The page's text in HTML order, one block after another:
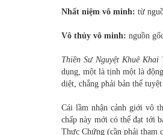
Nhất niệm vô minh: từ
Vô thủy vô minh: nguồn
Thiền Sư Nguyệt Khuê Khai
dụng, một là tịnh một là
diệt, chẳng phải bản thể
Cái lầm nhận cảnh giới vô
chấp này mới có thể đạt tới
Thực Chứng (cần phải tham